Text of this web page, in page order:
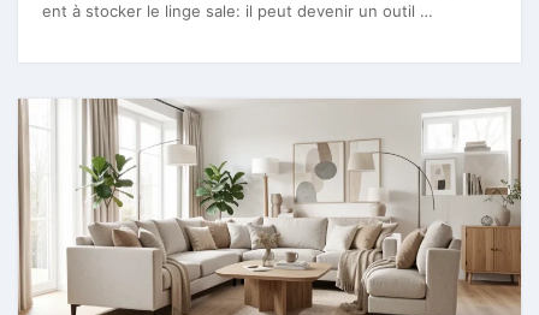
ent à stocker le linge sale: il peut devenir un outil …